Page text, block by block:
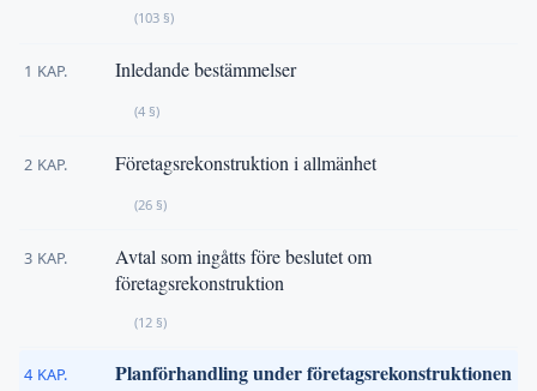
(103 §)
1 KAP. Inledande bestämmelser
(4 §)
2 KAP. Företagsrekonstruktion i allmänhet
(26 §)
3 KAP.
Avtal som ingåtts före beslutet om
företagsrekonstruktion
(12 §)
4 KAP. Planförhandling under företagsrekonstruktionen